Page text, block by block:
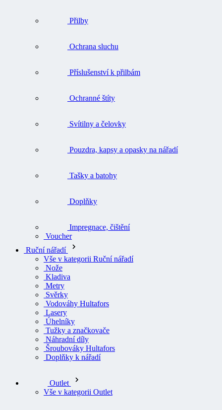
Přilby
Ochrana sluchu
Příslušenství k přilbám
Ochranné štíty
Svítilny a čelovky
Pouzdra, kapsy a opasky na nářadí
Tašky a batohy
Doplňky
Impregnace, čištění
Voucher
Ruční nářadí
Vše v kategorii Ruční nářadí
Nože
Kladiva
Metry
Svěrky
Vodováhy Hultafors
Lasery
Úhelníky
Tužky a značkovače
Náhradní díly
Šroubováky Hultafors
Doplňky k nářadí
Vše v kategorii Outlet